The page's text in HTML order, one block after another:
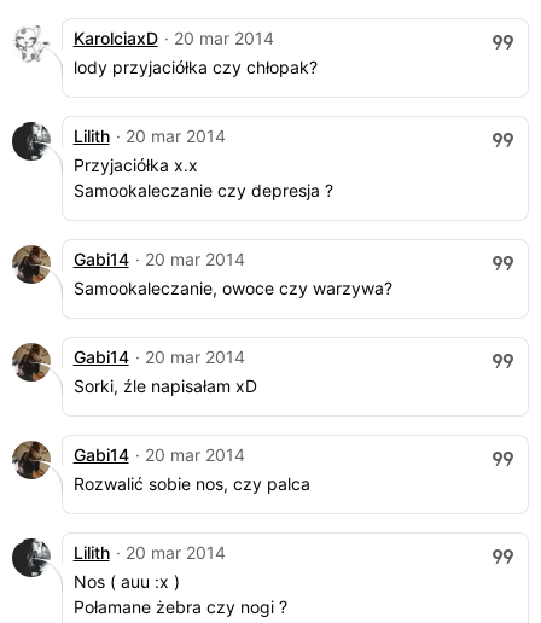
KarolciaxD · 20 mar 2014
lody przyjaciółka czy chłopak?
Lilith · 20 mar 2014
Przyjaciółka x.x
Samookaleczanie czy depresja ?
Gabi14 · 20 mar 2014
Samookaleczanie, owoce czy warzywa?
Gabi14 · 20 mar 2014
Sorki, źle napisałam xD
Gabi14 · 20 mar 2014
Rozwalić sobie nos, czy palca
Lilith · 20 mar 2014
Nos ( auu :x )
Połamane żebra czy nogi ?